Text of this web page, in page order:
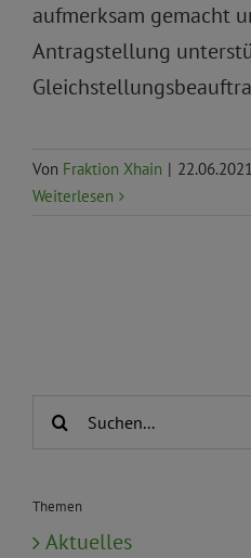
aufmerksam gemacht
Antragstellung
Von Fraktion Xhain | 22.06.2021
Weiterlesen
Suche
Themen
Aktuelles